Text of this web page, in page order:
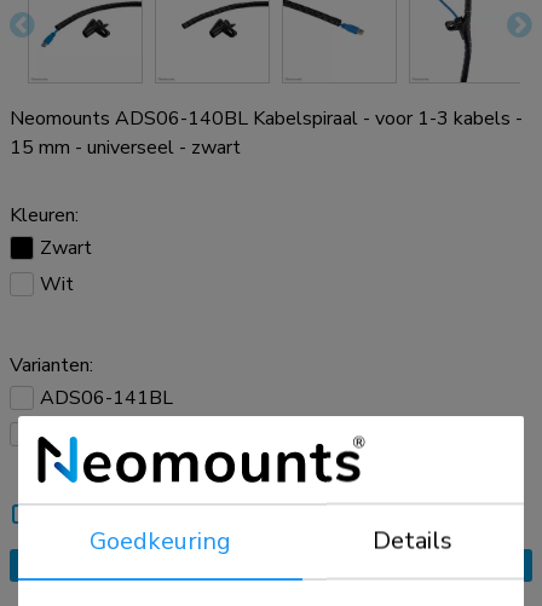
Neomounts ADS06-140BL Kabelspiraal - voor 1-3 kabels -
15 mm - universeel - zwart
Kleuren:
Zwart
Wit
Varianten:
ADS06-141BL
ADS06-142BL
Goedkeuring Details